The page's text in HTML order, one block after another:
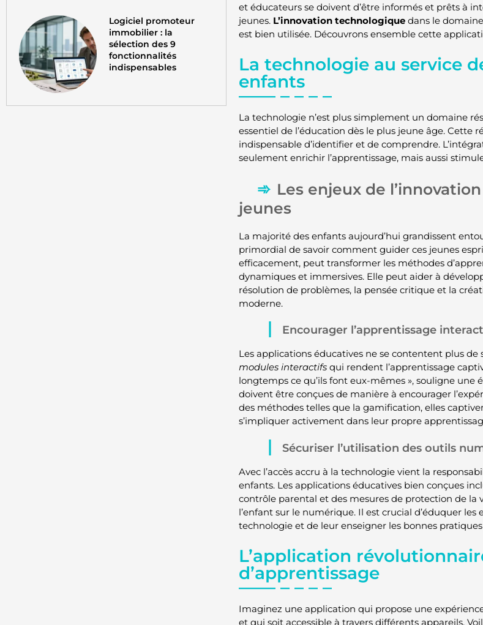
Logiciel promoteur
immobilier : la
sélection des 9
fonctionnalités
indispensables
et éducateurs se doivent d’être informés et prêts à
jeunes. L’innovation technologiquedans le
est bien utilisée. Découvrons ensemble cette
La technologie au service
enfants
La technologie n’est plus simplement un domaine
essentiel de l’éducation dès le plus jeune âge. Cette
indispensable d’identifier et de comprendre.
seulement enrichir l’apprentissage, mais aussi
Les enjeux de
jeunes
La majorité des enfants aujourd’hui grandissent
primordial de savoir comment guider ces jeunes
efficacement, peut transformer les méthodes
dynamiques et immersives. Elle peut aider à
résolution de problèmes, la pensée critique et la
moderne.
Encourager l’apprentissage
Les applications éducatives ne se contentent plus
modules interactifsqui rendent l’apprentissage
longtemps ce qu’ils font eux-mêmes », souligne une
doivent être conçues de manière à encourager
des méthodes telles que la gamification, elles
s’impliquer activement dans leur propre
Sécuriser l’utilisation des outils
Avec l’accès accru à la technologie vient la
enfants. Les applications éducatives bien conçues
contrôle parental et des mesures de protection de la
l’enfant sur le numérique. Il est crucial d’éduquer les
technologie et de leur enseigner les bonnes
L’application
d’apprentissage
Imaginez une application qui propose une
et qui soit accessible à travers différents appareils.